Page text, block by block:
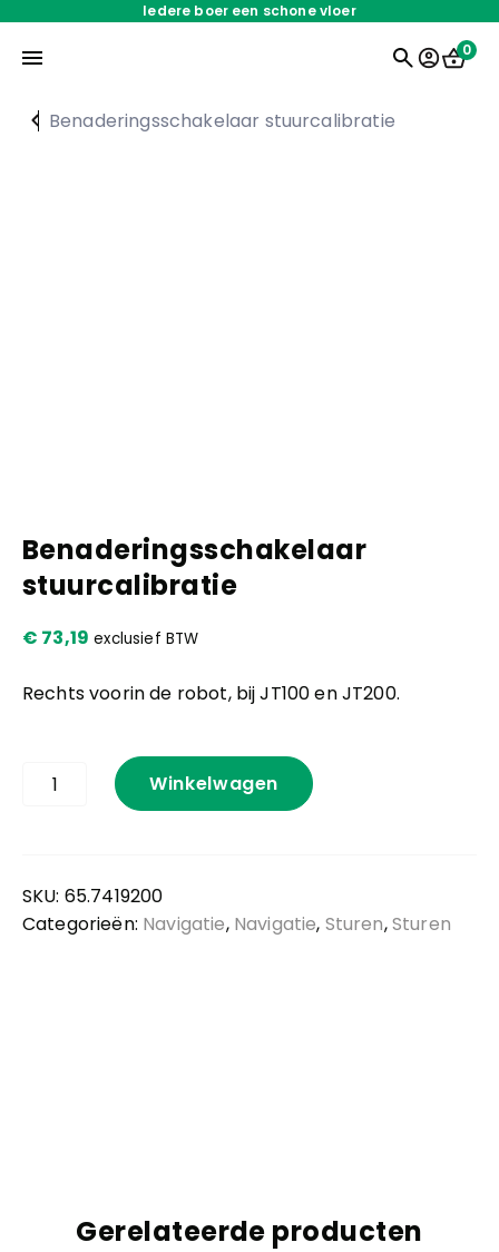
Iedere boer een schone vloer
Kennis en praktijk
0
Benaderingsschakelaar stuurcalibratie
Benaderingsschakelaar
stuurcalibratie
€ 73,19 exclusief BTW
Rechts voorin de robot, bij JT100 en JT200.
Benaderingsschakelaar
stuurcalibratieWinkelwagen
SKU: 65.7419200
Categorieën: Navigatie, Navigatie, Sturen,Sturen
Gerelateerde producten